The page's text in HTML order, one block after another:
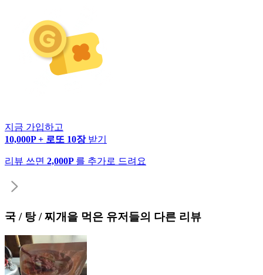
지금 가입하고
10,000P + 로또 10장 받기
리뷰 쓰면 2,000P 를 추가로 드려요
국 / 탕 / 찌개 을 먹은 유저들의 다른 리뷰